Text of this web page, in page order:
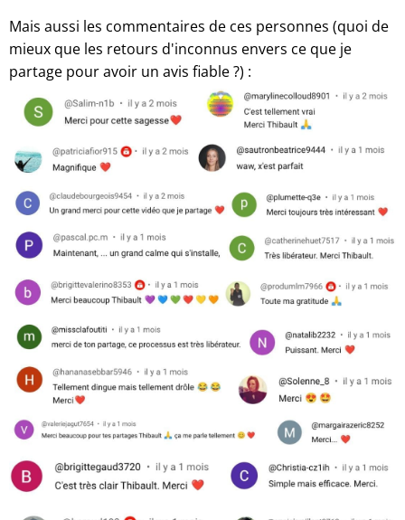
Mais aussi les commentaires de ces personnes (quoi de
mieux que les retours d'inconnus envers ce que je
partage pour avoir un avis fiable ?) :